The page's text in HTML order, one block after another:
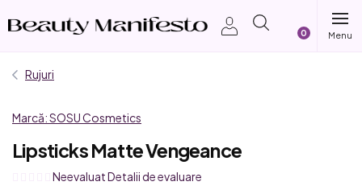
Rujuri
Marcă:SOSU Cosmetics
Lipsticks Matte Vengeance
Evaluarea
NeevaluatDetalii de evaluare